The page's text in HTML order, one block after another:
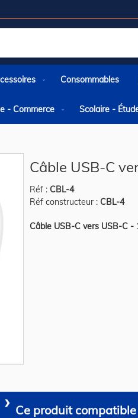
Consommables
- Commerce Scolaire -
Câble USB-C
Réf : CBL-4
Réf constructeur : CBL-4
Câble USB-C vers USB-C -
Ce produit